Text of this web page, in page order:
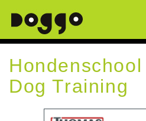
Dog Training